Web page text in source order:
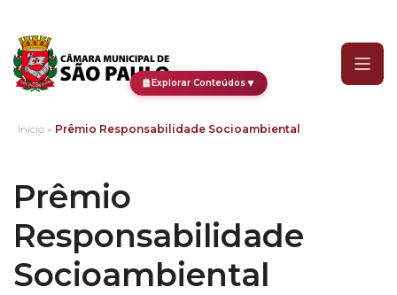
Explorar Conteúdos▼
Início » Prêmio Responsabilidade Socioambiental
Prêmio
Responsabilidade
Socioambiental